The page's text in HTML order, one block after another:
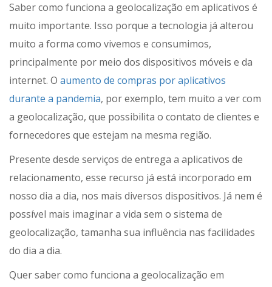
Saber como funciona a geolocalização em aplicativos é
muito importante. Isso porque a tecnologia já alterou
muito a forma como vivemos e consumimos,
principalmente por meio dos dispositivos móveis e da
internet. O aumento de compras por aplicativos
durante a pandemia, por exemplo, tem muito a ver com
a geolocalização, que possibilita o contato de clientes e
fornecedores que estejam na mesma região.
Presente desde serviços de entrega a aplicativos de
relacionamento, esse recurso já está incorporado em
nosso dia a dia, nos mais diversos dispositivos. Já nem é
possível mais imaginar a vida sem o sistema de
geolocalização, tamanha sua influência nas facilidades
do dia a dia.
Quer saber como funciona a geolocalização em